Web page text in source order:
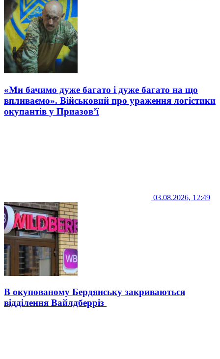
«Ми бачимо дуже багато і дуже багато на що
впливаємо». Військовий про ураження логістики
окупантів у Приазов’ї
03.08.2026, 12:49
В окупованому Бердянську закриваються
відділення Вайлдберріз